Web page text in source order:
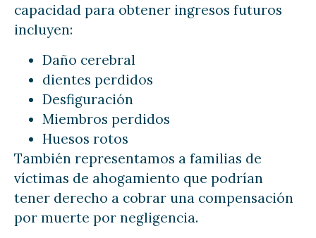
capacidad para obtener ingresos futuros
incluyen:
Daño cerebral
dientes perdidos
Desfiguración
Miembros perdidos
Huesos rotos
También representamos a familias de
víctimas de ahogamiento que podrían
tener derecho a cobrar una compensación
por muerte por negligencia.